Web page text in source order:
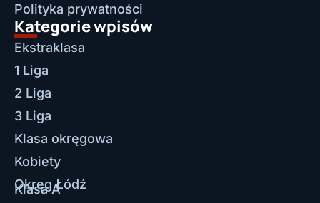
Polityka prywatności
Kategorie wpisów
Ekstraklasa
1 Liga
2 Liga
3 Liga
Klasa okręgowa
Kobiety
Okręg Łódź
Klasa A